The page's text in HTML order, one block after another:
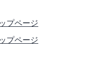
プページ
プページ